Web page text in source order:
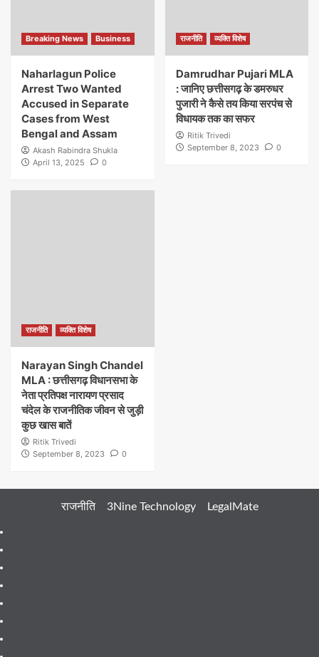
Breaking News Business
Naharlagun Police
Arrest Two Wanted
Accused in Separate
Cases from West
Bengal and Assam
Akash Rabindra Shukla
April 13, 2025
0
राजनीति व्यक्ति विशेष
Damrudhar Pujari MLA
: जानिए छत्तीसगढ़ के डमरुधर
पुजारी ने कैसे तय किया सरपंच से
विधायक तक का सफर
Ritik Trivedi
September 8, 2023
0
राजनीति व्यक्ति विशेष
Narayan Singh Chandel
MLA : छत्तीसगढ़ विधानसभा के
नेता प्रतिपक्ष नारायण प्रसाद
चंदेल के राजनीतिक जीवन से जुड़ी
कुछ खास बातें
Ritik Trivedi
September 8, 2023
0
राजनीति 3Nine Technology LegalMate